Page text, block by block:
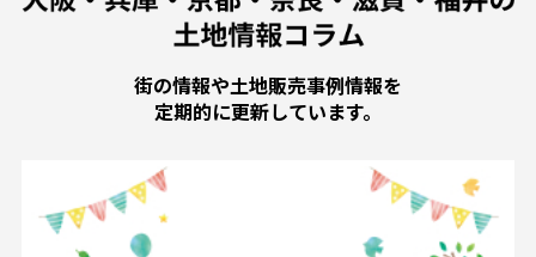
街の情報や土地販売事例情報を
定期的に更新しています。